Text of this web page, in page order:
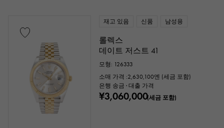
재고 있음 신품 남성용
롤렉스
데이트 저스트 41
모형: 126333
소매 가격 :2,630,100엔 (세금 포함)
은행 송금 · 대출 가격
¥3,060,000(세금 포함)